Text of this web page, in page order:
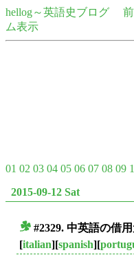
hellog～英語史ブログ
ム表示
01 02 03 04 05 06 07 08 09
2015-09-12 Sat
#2329. 中英語の借
[italian][spanish][